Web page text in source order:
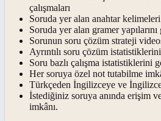
çalışmaları
Soruda yer alan anahtar
Soruda yer alan gramer
Sorunun soru çözüm strateji
Ayrıntılı soru çözüm
Soru bazlı çalışma istatistiklerini
Her soruya özel not tutabilme
Türkçeden İngilizceye ve
İstediğiniz soruya anında erişim
imkânı.